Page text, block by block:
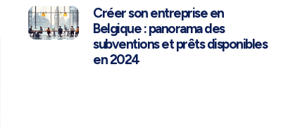
Créer son entreprise en
Belgique : panorama des
subventions et prêts disponibles
en 2024